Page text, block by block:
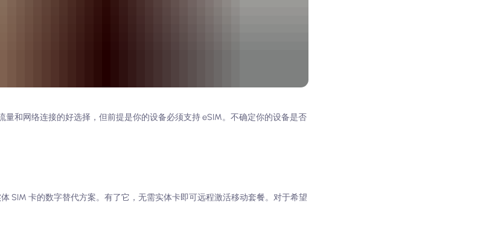
和网络连接的好选择，但前提是你的设备必须支持 eSIM。不确定你的设备是否
SIM 卡的数字替代方案。有了它，无需实体卡即可远程激活移动套餐。对于希望